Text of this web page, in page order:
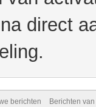
direct
berichten Berichten